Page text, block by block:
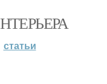
статьи